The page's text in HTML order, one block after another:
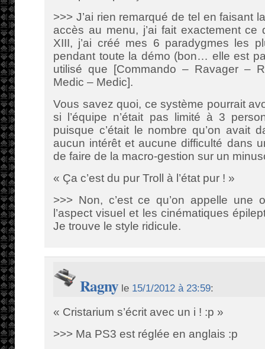
>>> J’ai rien remarqué de tel en faisant
accès au menu, j’ai fait exactement ce
XIII, j’ai créé mes 6 paradygmes les
pendant toute la démo (bon… elle est
utilisé que [Commando – Ravager –
Medic – Medic].
Vous savez quoi, ce système pourrait
si l’équipe n’était pas limité à 3
puisque c’était le nombre qu’on avait
aucun intérêt et aucune difficulté dans
de faire de la macro-gestion sur un
« Ça c’est du pur Troll à l’état pur ! »
>>> Non, c’est ce qu’on appelle une
l’aspect visuel et les cinématiques
Je trouve le style ridicule.
Ragny le 15/1/2012 à 23:59:
« Cristarium s’écrit avec un i ! :p »
>>> Ma PS3 est réglée en anglais :p